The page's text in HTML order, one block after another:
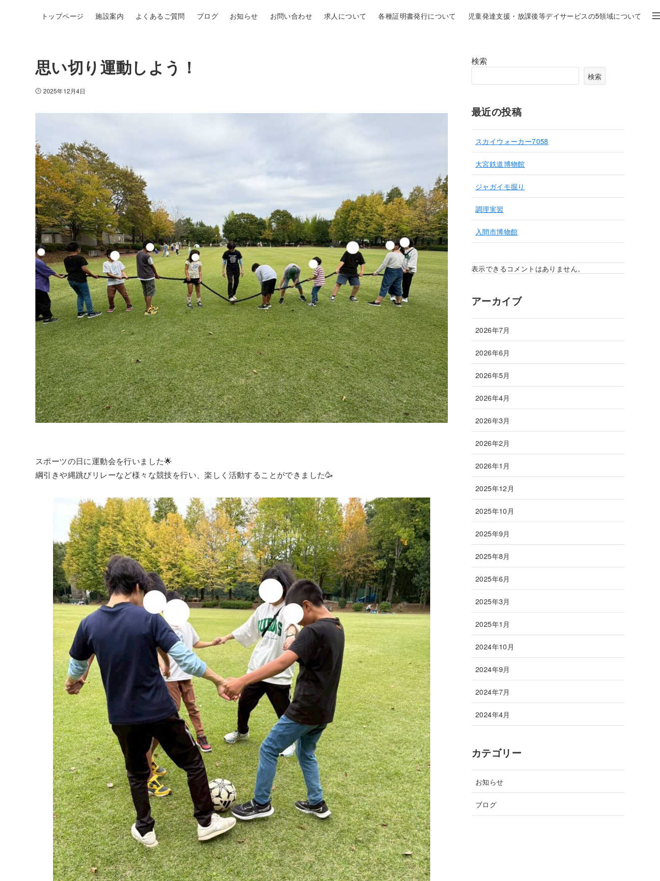
トップページ 施設案内 よくあるご質問 ブログ お知らせ お問い合わせ 求人について 各種証明書発行について 児童発達支援・放課後等デイサービスの5領域について
思い切り運動しよう！
2025年12月4日
スポーツの日に運動会を行いました🌟
綱引きや縄跳びリレーなど様々な競技を行い、楽しく活動することができました🥳
検索
検索
最近の投稿
スカイウォーカー7058
大宮鉄道博物館
ジャガイモ掘り
調理実習
入間市博物館
表示できるコメントはありません。
アーカイブ
2026年7月
2026年6月
2026年5月
2026年4月
2026年3月
2026年2月
2026年1月
2025年12月
2025年10月
2025年9月
2025年8月
2025年6月
2025年3月
2025年1月
2024年10月
2024年9月
2024年7月
2024年4月
カテゴリー
お知らせ
ブログ